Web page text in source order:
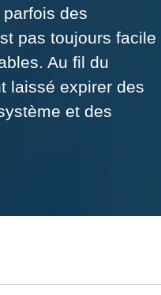
des
pas toujours facile
Au fil du
laissé expirer des
et des